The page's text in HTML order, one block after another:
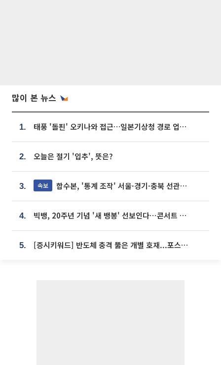
많이 본 뉴스
1. 태풍 '돌핀' 오키나와 접근…일본기상청 경로 업데이트
2. 오늘은 절기 '입추', 뜻은?
3. 속보 합수본, '통계 조작' 서울·경기·충북 선관위 등 추가 압수수색
4. 빅뱅, 20주년 기념 '새 뱅봉' 선보인다⋯콘서트 앞두고 팝업 개최
5. [증시키워드] 반도체 충격 뚫은 개별 호재...포스코퓨처엠·에코프로·한화솔루션 '눈길'